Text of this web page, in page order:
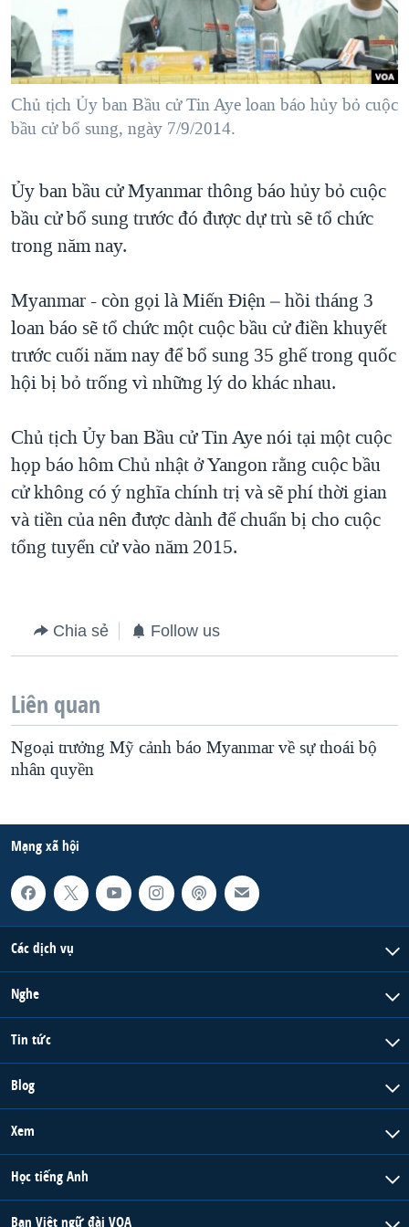
"Tìm"
NGƯỜI VIỆT HẢI NGOẠI
ĐỜI SỐNG
KINH TẾ
KHOA HỌC
VĂN HOÁ
THỂ THAO
GIÁO DỤC
HÀNH TRÌNH BẦU CỬ 2024
MỘT NĂM CHIẾN TRANH TẠI DẢI GAZA
GIẢI MÃ VÀNH ĐAI & CON ĐƯỜNG
NGÀY TỊ NẠN THẾ GIỚI
GROUND ZERO – XƯA VÀ NAY
THƯỢNG ĐỈNH TRUMP-KIM TẠI VIỆT NAM
TRỊNH VĨNH BÌNH VS. CHÍNH PHỦ VIỆT NAM
NGƯ DÂN VIỆT VÀ LÀN SÓNG TRỘM HẢI SÂM
QUAN HỆ VIỆT MỸ
VIDEO
NGHE
MẠNG XÃ HỘI
Ngôn ngữ khác
Chủ tịch Ủy ban Bầu cử Tin Aye loan báo hủy bỏ cuộc
bầu cử bổ sung, ngày 7/9/2014.
Ủy ban bầu cử Myanmar thông báo hủy bỏ cuộc
bầu cử bổ sung trước đó được dự trù sẽ tổ chức
trong năm nay.
Myanmar - còn gọi là Miến Ðiện – hồi tháng 3
loan báo sẽ tổ chức một cuộc bầu cử điền khuyết
trước cuối năm nay để bổ sung 35 ghế trong quốc
hội bị bỏ trống vì những lý do khác nhau.
Chủ tịch Ủy ban Bầu cử Tin Aye nói tại một cuộc
họp báo hôm Chủ nhật ở Yangon rằng cuộc bầu
cử không có ý nghĩa chính trị và sẽ phí thời gian
và tiền của nên được dành để chuẩn bị cho cuộc
tổng tuyển cử vào năm 2015.
Chia sẻ Follow us
Liên quan
Ngoại trưởng Mỹ cảnh báo Myanmar về sự thoái bộ
nhân quyền
Mạng xã hội
Các dịch vụ
Nghe
Tin tức
Blog
Xem
Học tiếng Anh
Ban Việt ngữ đài VOA